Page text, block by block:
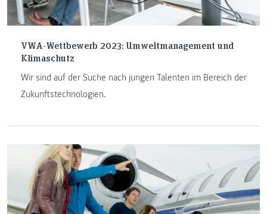
VWA-Wettbewerb 2023: Umweltmanagement und
Klimaschutz
Wir sind auf der Suche nach jungen Talenten im Bereich der
Zukunftstechnologien.